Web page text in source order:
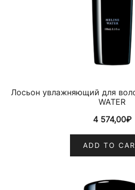
Лосьон увлажняющий для
WATER
4 574,00₽
ADD TO